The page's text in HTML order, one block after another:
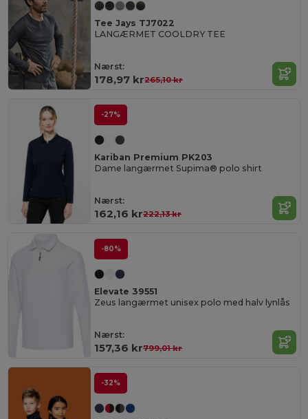
Tee Jays TJ7022
LANGÆRMET COOLDRY TEE
Nærst:
178,97 kr265,10 kr
-27%
Kariban Premium PK203
Dame langærmet Supima® polo shirt
Nærst:
162,16 kr222,13 kr
-80%
Elevate 39551
Zeus langærmet unisex polo med halv lynlås
Nærst:
157,36 kr799,01 kr
-32%